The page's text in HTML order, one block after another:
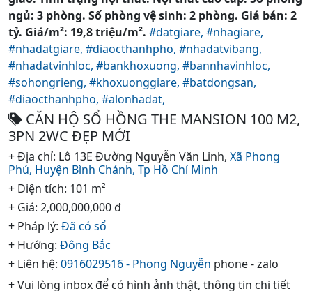
ngủ: 3 phòng. Số phòng vệ sinh: 2 phòng. Giá bán: 2
tỷ. Giá/m²: 19,8 triệu/m². #datgiare, #nhagiare,
#nhadatgiare, #diaocthanhpho, #nhadatvibang,
#nhadatvinhloc, #bankhoxuong, #bannhavinhloc,
#sohongrieng, #khoxuonggiare, #batdongsan,
#diaocthanhpho, #alonhadat,
CĂN HỘ SỔ HỒNG THE MANSION 100 M2,
3PN 2WC ĐẸP MỚI
+ Địa chỉ: Lô 13E Đường Nguyễn Văn Linh, Xã Phong
Phú, Huyện Bình Chánh, Tp Hồ Chí Minh
+ Diện tích: 101 m²
+ Giá: 2,000,000,000 đ
+ Pháp lý: Đã có sổ
+ Hướng: Đông Bắc
+ Liên hệ: 0916029516 - Phong Nguyễn phone - zalo
+ Vui lòng inbox để có hình ảnh thật, thông tin chi tiết